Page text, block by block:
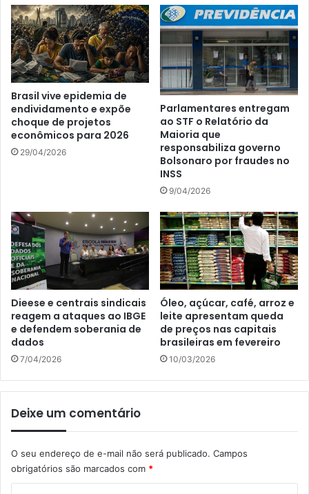
Brasil vive epidemia de
endividamento e expõe
choque de projetos
econômicos para 2026
29/04/2026
Parlamentares entregam
ao STF o Relatório da
Maioria que
responsabiliza governo
Bolsonaro por fraudes no
INSS
9/04/2026
Dieese e centrais sindicais
reagem a ataques ao IBGE
e defendem soberania de
dados
7/04/2026
Óleo, açúcar, café, arroz e
leite apresentam queda
de preços nas capitais
brasileiras em fevereiro
10/03/2026
Deixe um comentário
O seu endereço de e-mail não será publicado. Campos
obrigatórios são marcados com *